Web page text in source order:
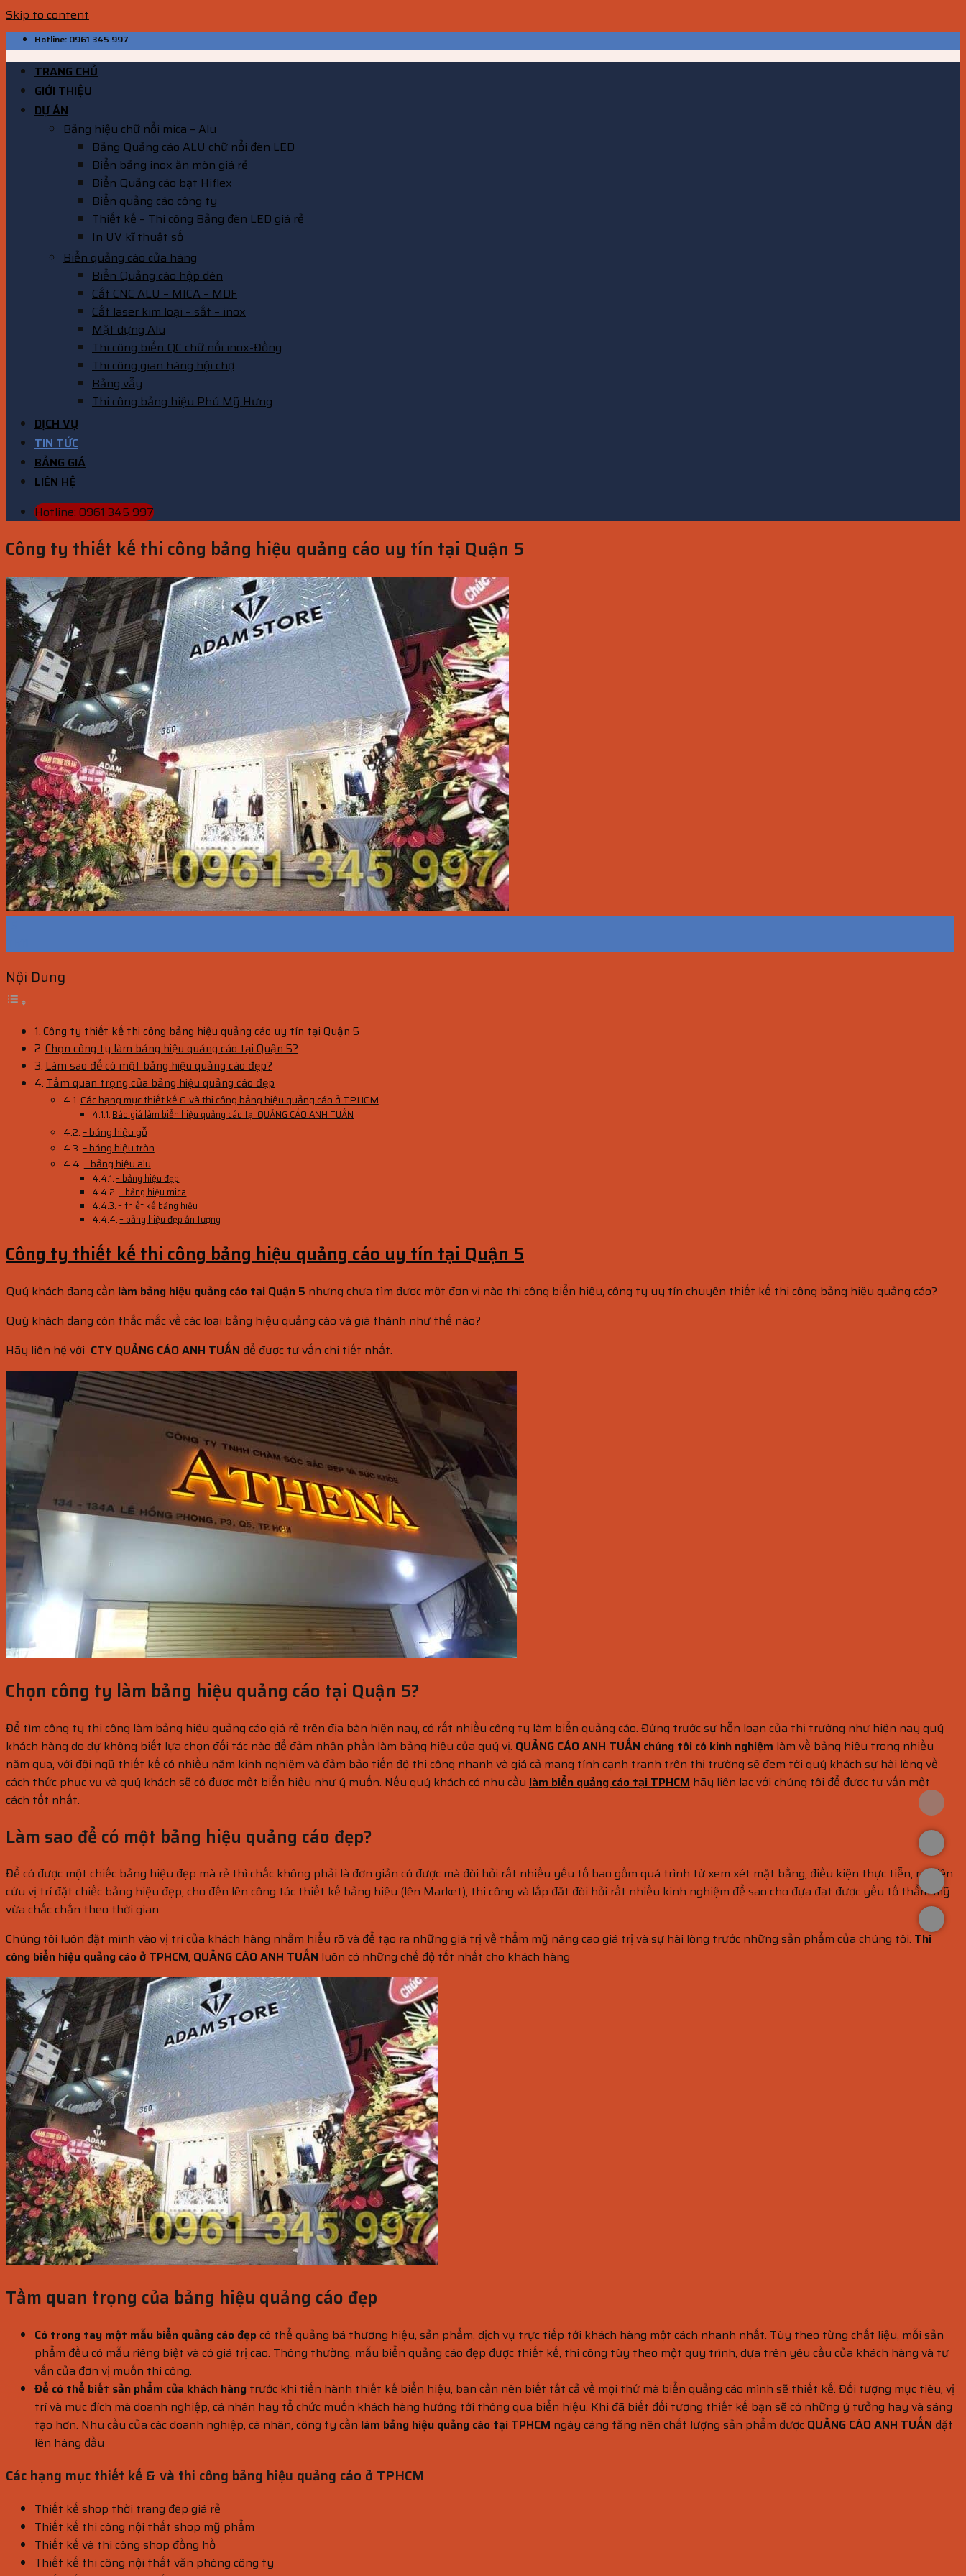
Skip to content
Hotline: 0961 345 997
TRANG CHỦ
GIỚI THIỆU
DỰ ÁN
Bảng hiệu chữ nổi mica – Alu
Bảng Quảng cáo ALU chữ nổi đèn LED
Biển bảng inox ăn mòn giá rẻ
Biển Quảng cáo bạt Hiflex
Biển quảng cáo công ty
Thiết kế – Thi công Bảng đèn LED giá rẻ
In UV kĩ thuật số
Biển quảng cáo cửa hàng
Biển Quảng cáo hộp đèn
Cắt CNC ALU – MICA – MDF
Cắt laser kim loại – sắt – inox
Mặt dựng Alu
Thi công biển QC chữ nổi inox-Đồng
Thi công gian hàng hội chợ
Bảng vẫy
Thi công bảng hiệu Phú Mỹ Hưng
DỊCH VỤ
TIN TỨC
BẢNG GIÁ
LIÊN HỆ
Hotline: 0961 345 997
Công ty thiết kế thi công bảng hiệu quảng cáo uy tín tại Quận 5
Nội Dung
Công ty thiết kế thi công bảng hiệu quảng cáo uy tín tại Quận 5
Chọn công ty làm bảng hiệu quảng cáo tại Quận 5?
Làm sao để có một bảng hiệu quảng cáo đẹp?
Tầm quan trọng của bảng hiệu quảng cáo đẹp
Các hạng mục thiết kế & và thi công bảng hiệu quảng cáo ở TPHCM
Báo giá làm biển hiệu quảng cáo tại QUẢNG CÁO ANH TUẤN
– bảng hiệu gỗ
– bảng hiệu tròn
– bảng hiệu alu
– bảng hiệu đẹp
– bảng hiệu mica
– thiết kế bảng hiệu
– bảng hiệu đẹp ấn tượng
Công ty thiết kế thi công bảng hiệu quảng cáo uy tín tại Quận 5
Quý khách đang cần làm bảng hiệu quảng cáo tại Quận 5 nhưng chưa tìm được một đơn vị nào thi công biển hiệu, công ty uy tín chuyên thiết kế thi công bảng hiệu quảng cáo?
Quý khách đang còn thắc mắc về các loại bảng hiệu quảng cáo và giá thành như thế nào?
Hãy liên hệ với CTY QUẢNG CÁO ANH TUẤN để được tư vấn chi tiết nhất.
Chọn công ty làm bảng hiệu quảng cáo tại Quận 5?
Để tìm công ty thi công làm bảng hiệu quảng cáo giá rẻ trên địa bàn hiện nay, có rất nhiều công ty làm biển quảng cáo. Đứng trước sự hỗn loạn của thị trường như hiện nay quý
khách hàng do dự không biết lựa chọn đối tác nào để đảm nhận phần làm bảng hiệu của quý vị. QUẢNG CÁO ANH TUẤN chúng tôi có kinh nghiệm làm về bảng hiệu trong nhiều
năm qua, với đội ngũ thiết kế có nhiều năm kinh nghiệm và đảm bảo tiến độ thi công nhanh và giá cả mang tính cạnh tranh trên thị trường sẽ đem tới quý khách sự hài lòng về
cách thức phục vụ và quý khách sẽ có được một biển hiệu như ý muốn. Nếu quý khách có nhu cầu làm biển quảng cáo tại TPHCM hãy liên lạc với chúng tôi để được tư vấn một
cách tốt nhất.
Làm sao để có một bảng hiệu quảng cáo đẹp?
Để có được một chiếc bảng hiệu đẹp mà rẻ thì chắc không phải là đơn giản có được mà đòi hỏi rất nhiều yếu tố bao gồm quá trình từ xem xét mặt bằng, điều kiện thực tiễn, nghiên
cứu vị trí đặt chiếc bảng hiệu đẹp, cho đến lên công tác thiết kế bảng hiệu (lên Market), thi công và lắp đặt đòi hỏi rất nhiều kinh nghiệm để sao cho đựa đạt được yếu tố thẩm mỹ
vừa chắc chắn theo thời gian.
Chúng tôi luôn đặt mình vào vị trí của khách hàng nhằm hiểu rõ và để tạo ra những giá trị về thẩm mỹ nâng cao giá trị và sự hài lòng trước những sản phẩm của chúng tôi. Thi
công biển hiệu quảng cáo ở TPHCM, QUẢNG CÁO ANH TUẤN luôn có những chế độ tốt nhất cho khách hàng
Tầm quan trọng của bảng hiệu quảng cáo đẹp
Có trong tay một mẫu biển quảng cáo đẹpcó thể quảng bá thương hiệu, sản phẩm, dịch vụ trực tiếp tới khách hàng một cách nhanh nhất. Tùy theo từng chất liệu, mỗi sản
phẩm đều có mẫu riêng biệt và có giá trị cao. Thông thường, mẫu biển quảng cáo đẹp được thiết kế, thi công tùy theo một quy trình, dựa trên yêu cầu của khách hàng và tư
vấn của đơn vị muốn thi công.
Để có thể biết sản phẩm của khách hàng trước khi tiến hành thiết kế biển hiệu, bạn cần nên biết tất cả về mọi thứ mà biển quảng cáo mình sẽ thiết kế. Đối tượng mục tiêu, vị
trí và mục đích mà doanh nghiệp, cá nhân hay tổ chức muốn khách hàng hướng tới thông qua biển hiệu. Khi đã biết đối tượng thiết kế bạn sẽ có những ý tưởng hay và sáng
tạo hơn. Nhu cầu của các doanh nghiệp, cá nhân, công ty cần làm bảng hiệu quảng cáo tại TPHCM ngày càng tăng nên chất lượng sản phẩm được QUẢNG CÁO ANH TUẤN đặt
lên hàng đầu
Các hạng mục thiết kế & và thi công bảng hiệu quảng cáo ở TPHCM
Thiết kế shop thời trang đẹp giá rẻ
Thiết kế thi công nội thất shop mỹ phẩm
Thiết kế và thi công shop đồng hồ
Thiết kế thi công nội thất văn phòng công ty